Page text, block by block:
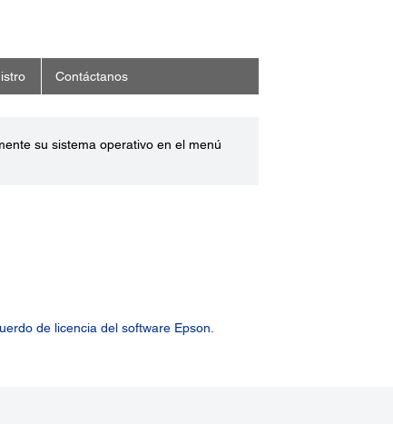
Contáctanos
su sistema operativo en el menú
de licencia del software Epson.